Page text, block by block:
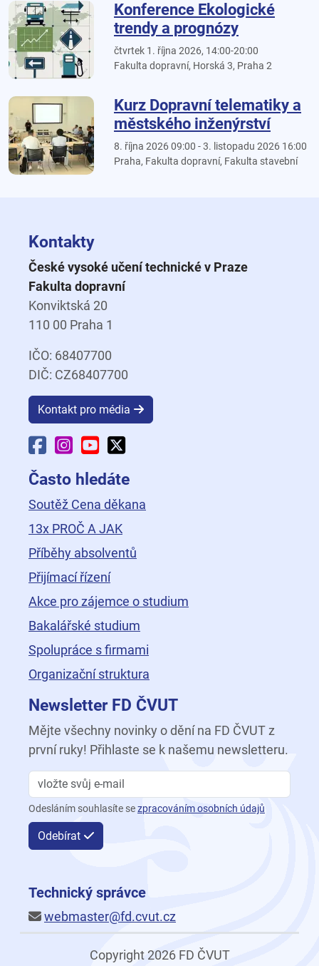
Konference Ekologické
trendy a prognózy
čtvrtek 1. října 2026, 14:00-20:00
Fakulta dopravní, Horská 3, Praha 2
Kurz Dopravní telematiky a
městského inženýrství
8. října 2026 09:00 - 3. listopadu 2026 16:00
Praha, Fakulta dopravní, Fakulta stavební
Kontakty
České vysoké učení technické v Praze
Fakulta dopravní
Konviktská 20
110 00 Praha 1
IČO: 68407700
DIČ: CZ68407700
Kontakt pro média
Facebook Fakulty dopravní
Instagram Fakulty dopravní
YouTube Fakulty dopravní
Často hledáte
Soutěž Cena děkana
13x PROČ A JAK
Příběhy absolventů
Přijímací řízení
Akce pro zájemce o studium
Bakalářské studium
Spolupráce s firmami
Organizační struktura
Newsletter FD ČVUT
Mějte všechny novinky o dění na FD ČVUT z
první ruky! Přihlaste se k našemu newsletteru.
Odesláním souhlasíte sezpracováním osobních údajů
Odebírat
Technický správce
webmaster@fd.cvut.cz
Copyright 2026 FD ČVUT